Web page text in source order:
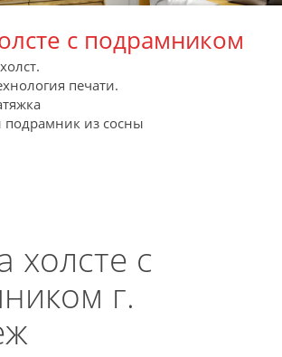
с подрамником
печати.
подрамник из сосны
холсте с
г.